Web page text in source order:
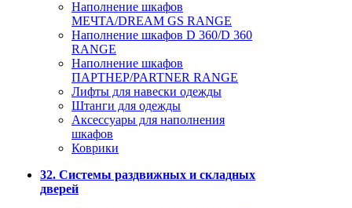
Наполнение шкафов
МЕЧТА/DREAM GS RANGE
Наполнение шкафов D 360/D 360
RANGE
Наполнение шкафов
ПАРТНЕР/PARTNER RANGE
Лифты для навески одежды
Штанги для одежды
Аксессуары для наполнения
шкафов
Коврики
32. Системы раздвижных и складных
дверей